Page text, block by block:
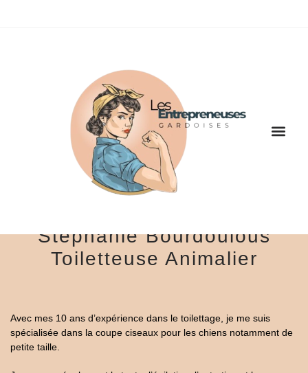
Stéphanie Bourdoulous
Toiletteuse Animalier
Avec mes 10 ans d’expérience dans le toilettage, je me suis
spécialisée dans la coupe ciseaux pour les chiens notamment de
petite taille.